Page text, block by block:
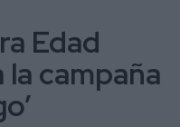
Edad
campaña